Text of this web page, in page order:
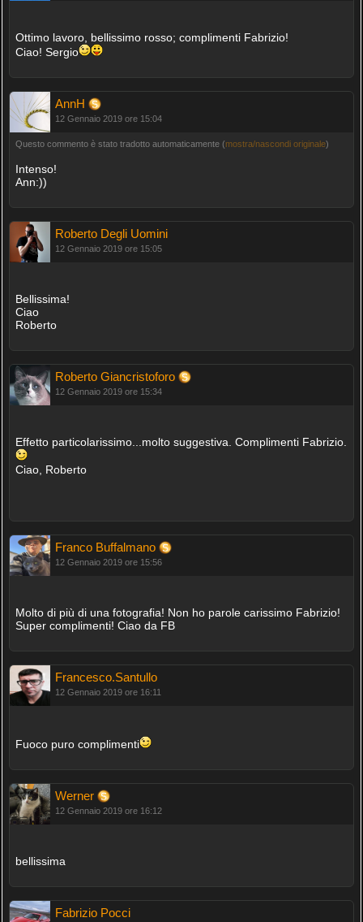
Ottimo lavoro, bellissimo rosso; complimenti Fabrizio!
Ciao! Sergio
AnnH
12 Gennaio 2019 ore 15:04
Questo commento è stato tradotto automaticamente (mostra/nascondi originale)
Intenso!
Ann:))
Roberto Degli Uomini
12 Gennaio 2019 ore 15:05
Bellissima!
Ciao
Roberto
Roberto Giancristoforo
12 Gennaio 2019 ore 15:34
Effetto particolarissimo...molto suggestiva. Complimenti Fabrizio.
Ciao, Roberto
Franco Buffalmano
12 Gennaio 2019 ore 15:56
Molto di più di una fotografia! Non ho parole carissimo Fabrizio!
Super complimenti! Ciao da FB
Francesco.Santullo
12 Gennaio 2019 ore 16:11
Fuoco puro complimenti
Werner
12 Gennaio 2019 ore 16:12
bellissima
Fabrizio Pocci